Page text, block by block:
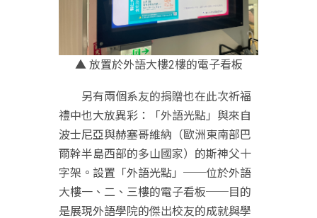
▲ 放置於外語大樓2樓的電子看板
另有兩個系友的捐贈也在此次祈福
禮中也大放異彩：「外語光點」與來自
波士尼亞與赫塞哥維納（歐洲東南部巴
爾幹半島西部的多山國家）的斯神父十
字架。設置「外語光點」──位於外語
大樓一、二、三樓的電子看板──目的
是展現外語學院的傑出校友的成就與學